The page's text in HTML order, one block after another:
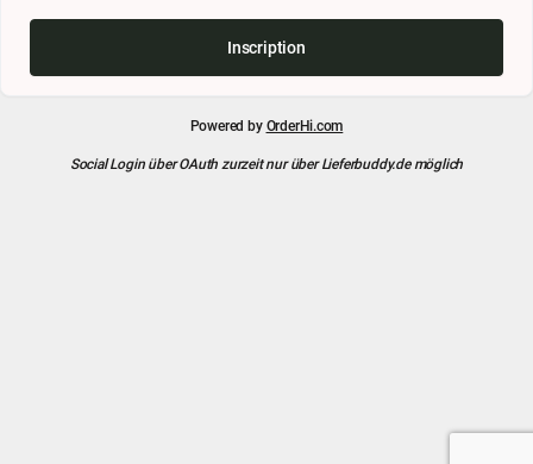
Inscription
Powered byOrderHi.com
Social Login über OAuth zurzeit nur über Lieferbuddy.de möglich